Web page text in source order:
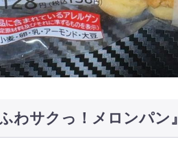
わサクっ！メロンパン』